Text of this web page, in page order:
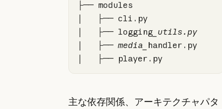
│   ├── cli.py
│   ├── logging
_utils.py
│   ├── media_
handler.py
│   ├── player.py
主な依存関係、アーキテクチャパタ